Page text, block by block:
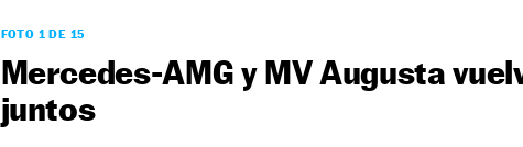
FOTO 1 DE 15
Mercedes-AMG y MV Augusta
juntos